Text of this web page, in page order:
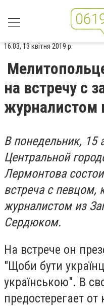
16:03, 13 квітня 2019 р.
на встречу с
журналистом
В понедельник, 15
Центральной
Лермонтова
встреча с певцом,
журналистом из
Сердюком.
На встрече он
"Щоби бути
українською". В
предостерегает